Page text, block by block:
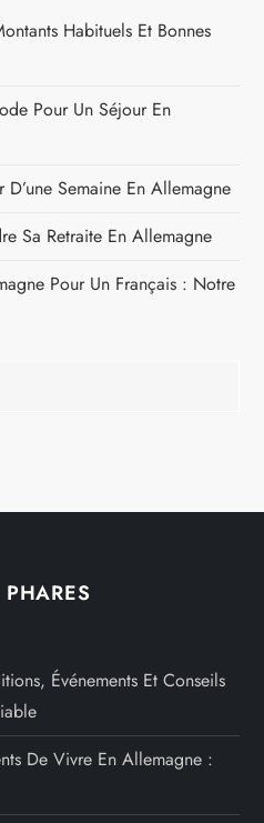
Habituels Et Bonnes
Pour Un Séjour En
Semaine En Allemagne
Sa Retraite En Allemagne
Pour Un Français : Notre
Événements Et Conseils
De Vivre En Allemagne :